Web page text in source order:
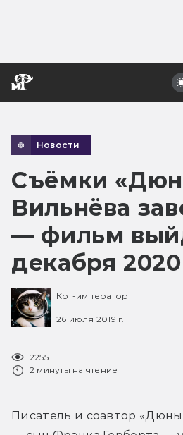
Новости
Съёмки
Вильнёва
— фильм
декабря
Кот-император
26 июля 2019 г.
2255
2 минуты на чтение
Писатель и соавтор